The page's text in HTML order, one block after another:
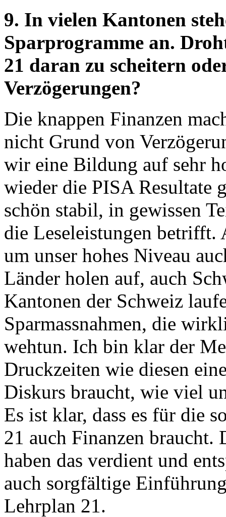
9. In vielen Kantonen
Sparprogramme an.
21 daran zu scheitern
Verzögerungen?
Die knappen Finanzen
nicht Grund von
wir eine Bildung auf sehr
wieder die PISA Resultate
schön stabil, in gewissen
die Leseleistungen betrifft.
um unser hohes Niveau
Länder holen auf, auch
Kantonen der Schweiz
Sparmassnahmen, die
wehtun. Ich bin klar der
Druckzeiten wie diesen
Diskurs braucht, wie viel
Es ist klar, dass es für die
21 auch Finanzen
haben das verdient und
auch sorgfältige
Lehrplan 21.